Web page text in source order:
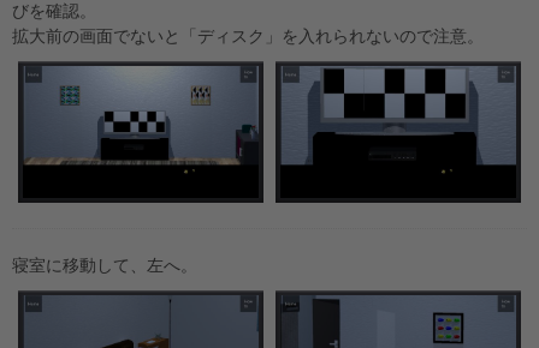
びを確認。
拡大前の画面でないと「ディスク」を入れられないので注意。
寝室に移動して、左へ。